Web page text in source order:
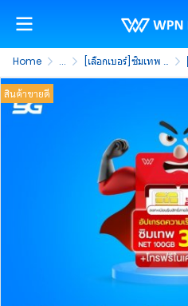
Home ... [เลือกเบอร์]ซิมเทพ 20Mbps 100GB
สินค้าขายดี